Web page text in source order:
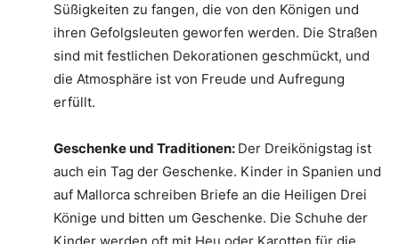
Süßigkeiten zu fangen, die von den Königen und
ihren Gefolgsleuten geworfen werden. Die Straßen
sind mit festlichen Dekorationen geschmückt, und
die Atmosphäre ist von Freude und Aufregung
erfüllt.
Geschenke und Traditionen: Der Dreikönigstag ist
auch ein Tag der Geschenke. Kinder in Spanien und
auf Mallorca schreiben Briefe an die Heiligen Drei
Könige und bitten um Geschenke. Die Schuhe der